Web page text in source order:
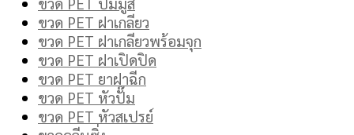
ขวด PET ฝาเกลียว
ขวด PET ฝาเกลียวพร้อมจุก
ขวด PET ฝาเปิดปิด
ขวด PET ยาฝาฉีก
ขวด PET หัวปั๊ม
ขวด PET หัวสเปรย์